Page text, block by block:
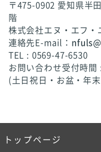
〒475-0902 愛知県半
階
株式会社エヌ・エフ・
連絡先E-mail：
TEL : 0569-47-6530
お問い合わせ受付時間
(土日祝日・お盆・年
トップページ